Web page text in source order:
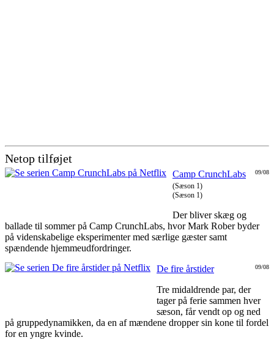
Netop tilføjet
09/08
Camp CrunchLabs
(Sæson 1)
(Sæson 1)
Der bliver skæg og
ballade til sommer på Camp CrunchLabs, hvor Mark Rober byder
på videnskabelige eksperimenter med særlige gæster samt
spændende hjemmeudfordringer.
09/08
De fire årstider
Tre midaldrende par, der
tager på ferie sammen hver
sæson, får vendt op og ned
på gruppedynamikken, da en af mændene dropper sin kone til fordel
for en yngre kvinde.